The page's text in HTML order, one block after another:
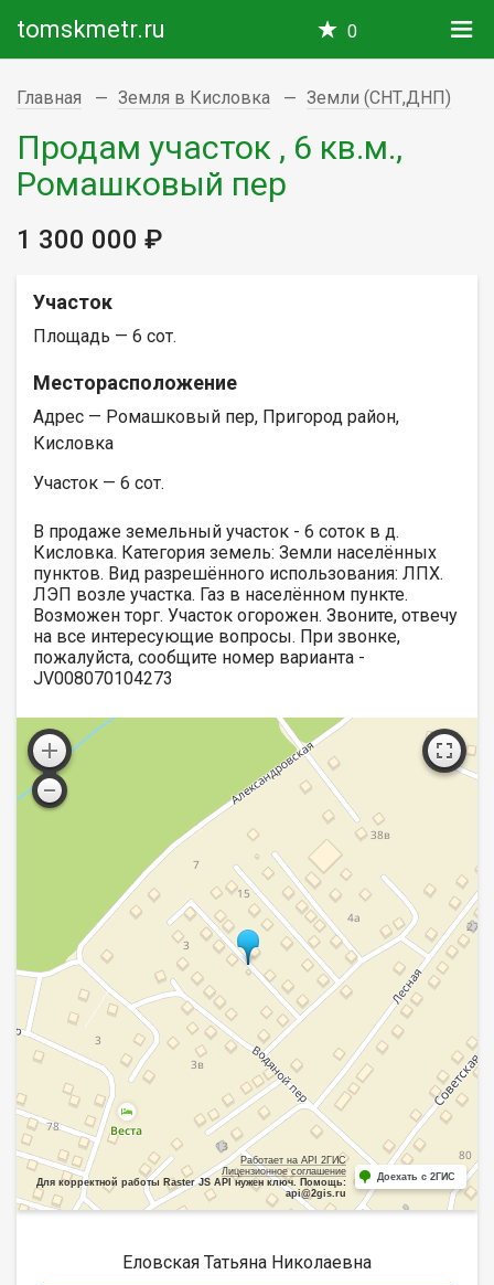
tomskmetr.ru 0
Главная Земля в Кисловка Земли (СНТ,ДНП)
Продам участок , 6 кв.м.,
Ромашковый пер
1 300 000 ₽
Участок
Площадь — 6 сот.
Месторасположение
Адрес — Ромашковый пер, Пригород район,
Кисловка
Участок — 6 сот.
В продаже земельный участок - 6 соток в д.
Кисловка. Категория земель: Земли населённых
пунктов. Вид разрешённого использования: ЛПХ.
ЛЭП возле участка. Газ в населённом пункте.
Возможен торг. Участок огорожен. Звоните, отвечу
на все интересующие вопросы. При звонке,
пожалуйста, сообщите номер варианта -
JV008070104273
Работает на API 2ГИС
Лицензионное соглашение
Для корректной работы Raster JS API нужен ключ. Помощь:
api@2gis.ru
Доехать с 2ГИС
Еловская Татьяна Николаевна